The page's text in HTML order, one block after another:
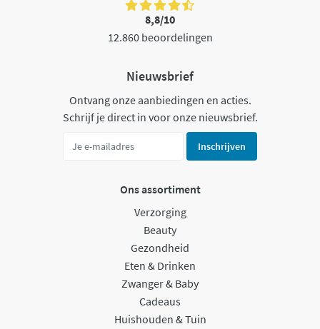
8,8/10
12.860 beoordelingen
Nieuwsbrief
Ontvang onze aanbiedingen en acties.
Schrijf je direct in voor onze nieuwsbrief.
Inschrijven
Ons assortiment
Verzorging
Beauty
Gezondheid
Eten & Drinken
Zwanger & Baby
Cadeaus
Huishouden & Tuin